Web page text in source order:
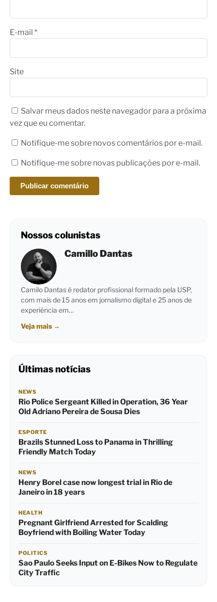
E-mail *
Site
Salvar meus dados neste navegador para a próxima
vez que eu comentar.
Notifique-me sobre novos comentários por e-mail.
Notifique-me sobre novas publicações por e-mail.
Nossos colunistas
Camillo Dantas
Camilo Dantas é redator profissional formado pela USP,
com mais de 15 anos em jornalismo digital e 25 anos de
experiência em…
Veja mais →
Últimas notícias
NEWS
Rio Police Sergeant Killed in Operation, 36 Year
Old Adriano Pereira de Sousa Dies
ESPORTE
Brazils Stunned Loss to Panama in Thrilling
Friendly Match Today
NEWS
Henry Borel case now longest trial in Rio de
Janeiro in 18 years
HEALTH
Pregnant Girlfriend Arrested for Scalding
Boyfriend with Boiling Water Today
POLITICS
Sao Paulo Seeks Input on E-Bikes Now to Regulate
City Traffic